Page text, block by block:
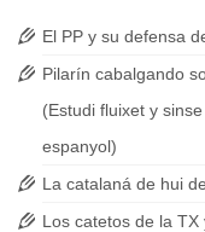
El PP y su defensa
Pilarín cabalgando
(Estudi fluixet y
espanyol)
La catalaná de hui
Los catetos de la TX